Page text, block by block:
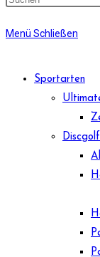
Suche
Menü Schließen
Sportarten
Discgolf